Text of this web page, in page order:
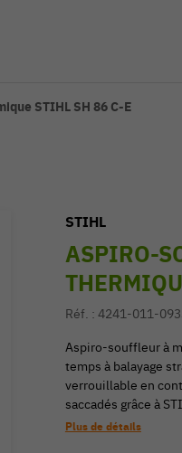
STIHL SH 86 C-E
STIHL
ASPIRO-
Réf. : 4241-011-
Aspiro-souffleur à
temps à balayage
verrouillable en
saccadés grâce à
Plus de détails